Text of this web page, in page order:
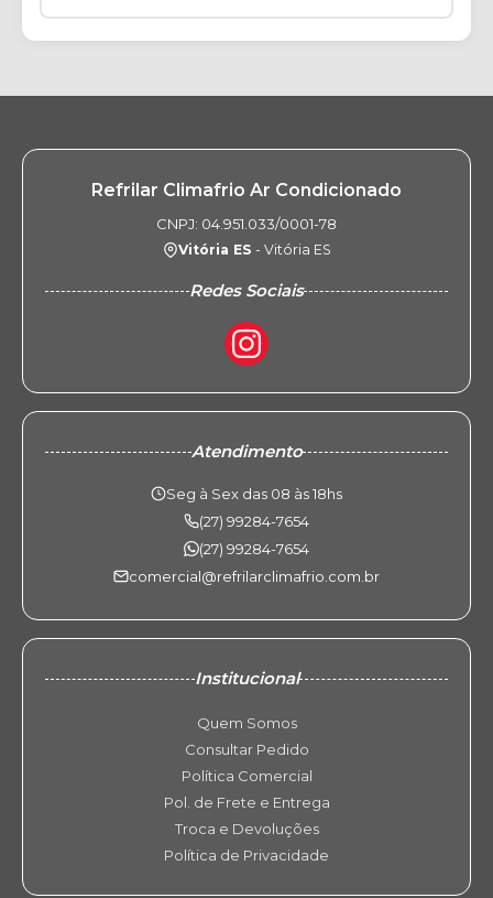
Refrilar Climafrio Ar Condicionado
CNPJ: 04.951.033/0001-78
Vitória ES - Vitória ES
Redes Sociais
Atendimento
Seg à Sex das 08 às 18hs
(27) 99284-7654
(27) 99284-7654
comercial@refrilarclimafrio.com.br
Institucional
Quem Somos
Consultar Pedido
Política Comercial
Pol. de Frete e Entrega
Troca e Devoluções
Política de Privacidade